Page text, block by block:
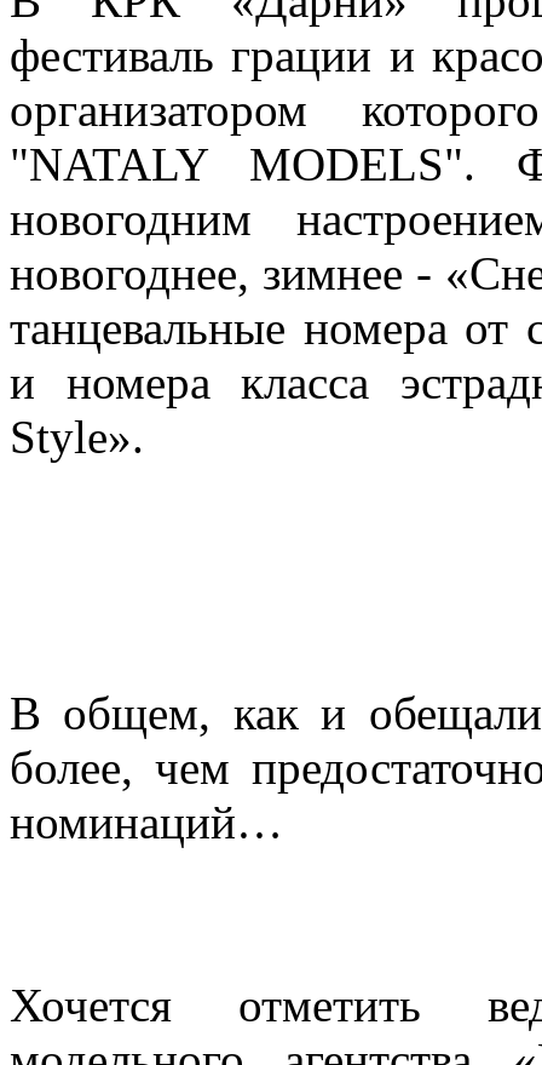
фестиваль грации и
организатором
"NATALY MODELS".
новогодним
новогоднее, зимнее -
танцевальные номера
и номера класса
Style».
В общем, как и обещали
более, чем
номинаций…
Хочется отметить